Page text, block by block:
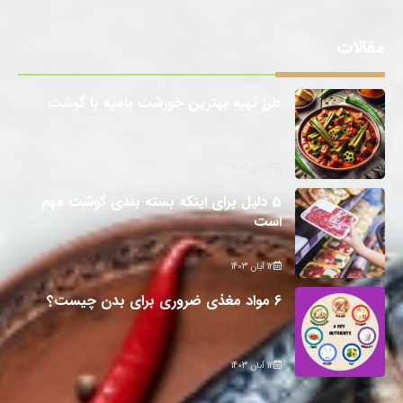
5 دلیل برای اینکه بسته بندی گوشت مهم
است
12 آبان 1403
6 مواد مغذی ضروری برای بدن چیست؟
12 آبان 1403